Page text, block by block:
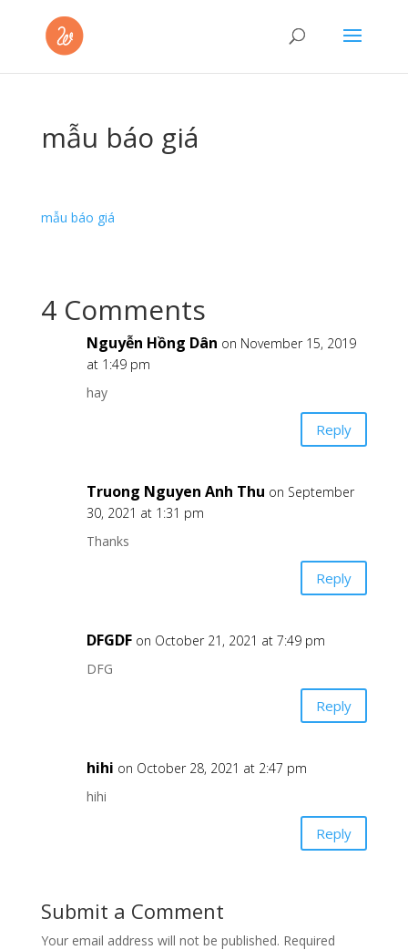
mẫu báo giá
mẫu báo giá
4 Comments
Nguyễn Hồng Dân on November 15, 2019
at 1:49 pm
hay
Reply
Truong Nguyen Anh Thu on September
30, 2021 at 1:31 pm
Thanks
Reply
DFGDF on October 21, 2021 at 7:49 pm
DFG
Reply
hihi on October 28, 2021 at 2:47 pm
hihi
Reply
Submit a Comment
Your email address will not be published. Required